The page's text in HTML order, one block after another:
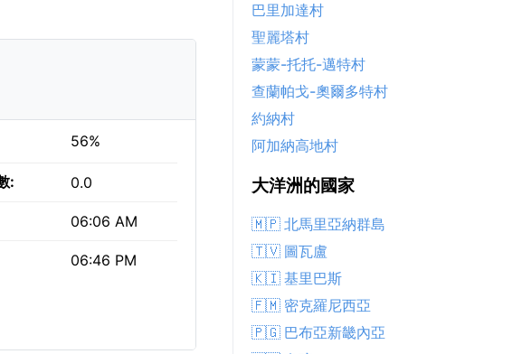
56%
: 0.0
06:06 AM
06:46 PM
巴里加達村
聖麗塔村
蒙蒙-托托-邁特村
查蘭帕戈-奧爾多特村
約納村
阿加納高地村
大洋洲的國家
🇲🇵 北馬里亞納群島
🇹🇻 圖瓦盧
🇰🇮 基里巴斯
🇫🇲 密克羅尼西亞
🇵🇬 巴布亞新畿內亞